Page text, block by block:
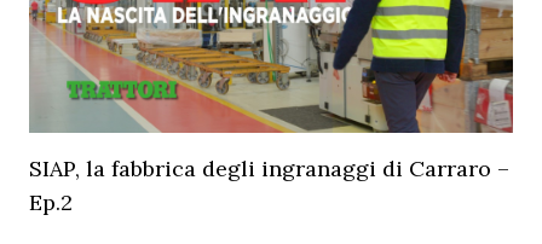
SIAP, la fabbrica degli ingranaggi di Carraro –
Ep.2